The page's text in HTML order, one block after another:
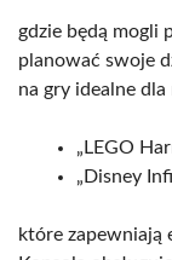
gdzie będą mogli
planować swoje
na gry idealne dla
„LEGO
„Disney
które zapewniają